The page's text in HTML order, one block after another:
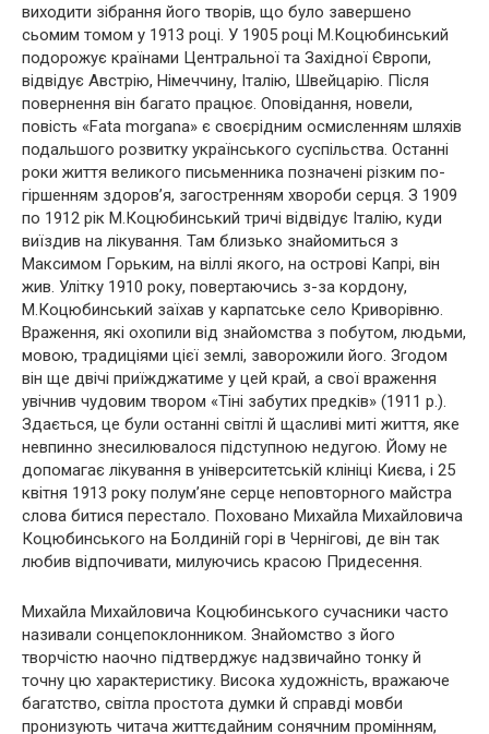
виходити зібрання його творів, що було завершено
сьомим томом у 1913 році. У 1905 році М.Коцюбинський
подорожує країнами Центральної та Західної Європи,
відвідує Австрію, Німеччину, Італію, Швейцарію. Після
повернення він багато працює. Оповідання, новели,
повість «Fata morgana» є своєрідним осмисленням шляхів
подальшого розвитку українського суспільства. Останні
роки життя великого письменника позначені різким по-
гіршенням здоров’я, загостренням хвороби серця. З 1909
по 1912 рік М.Коцюбинський тричі відвідує Італію, куди
виїздив на лікування. Там близько знайомиться з
Максимом Горьким, на віллі якого, на острові Капрі, він
жив. Улітку 1910 року, повертаючись з-за кордону,
М.Коцюбинський заїхав у карпатське село Криворівню.
Враження, які охопили від знайомства з побутом, людьми,
мовою, традиціями цієї землі, заворожили його. Згодом
він ще двічі приїжджатиме у цей край, а свої враження
увічнив чудовим твором «Тіні забутих предків» (1911 р.).
Здається, це були останні світлі й щасливі миті життя, яке
невпинно знесилювалося підступною недугою. Йому не
допомагає лікування в університетській клініці Києва, і 25
квітня 1913 року полум’яне серце неповторного майстра
слова битися перестало. Поховано Михайла Михайловича
Коцюбинського на Болдиній горі в Чернігові, де він так
любив відпочивати, милуючись красою Придесення.
Михайла Михайловича Коцюбинського сучасники часто
називали сонцепоклонником. Знайомство з його
творчістю наочно підтверджує надзвичайно тонку й
точну цю характеристику. Висока художність, вражаюче
багатство, світла простота думки й справді мовби
пронизують читача життєдайним сонячним промінням,